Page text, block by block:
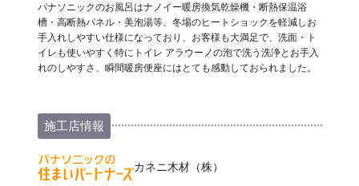
パナソニックのお風呂はナノイー暖房換気乾燥機・断熱保温浴
槽・高断熱パネル・美泡湯等、冬場のヒートショックを軽減しお
手入れしやすい仕様になっており、お客様も大満足で、洗面・ト
イレも使いやすく特にトイレ アラウーノの泡で洗う洗浄とお手入
れのしやすさ、瞬間暖房便座にはとても感動しておられました。
施工店情報
カネニ木材（株）